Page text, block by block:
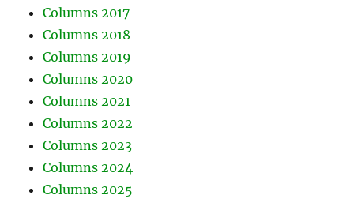
Columns 2017
Columns 2018
Columns 2019
Columns 2020
Columns 2021
Columns 2022
Columns 2023
Columns 2024
Columns 2025